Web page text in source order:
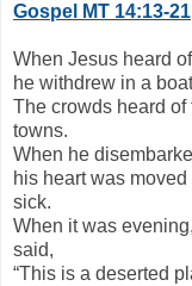
Gospel MT 14:13-21
When Jesus heard
he withdrew in a
The crowds heard
towns.
When he
his heart was
sick.
When it was
said,
“This is a deserted